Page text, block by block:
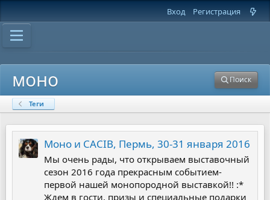
Вход Регистрация
моно Поиск
Теги
Моно и CACIB, Пермь, 30-31 января 2016
Мы очень рады, что открываем выставочный
сезон 2016 года прекрасным событием-
первой нашей монопородной выставкой!! :*
Ждем в гости, призы и специальные подарки